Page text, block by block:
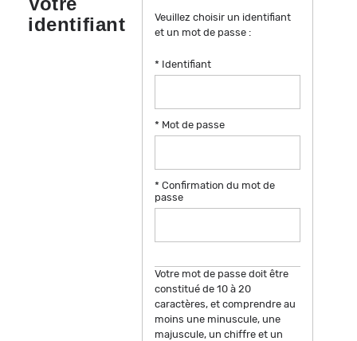
identifiant
Veuillez choisir un identifiant
et un mot de passe :
* Identifiant
* Mot de passe
* Confirmation du mot de
passe
Votre mot de passe doit être
constitué de 10 à 20
caractères, et comprendre au
moins une minuscule, une
majuscule, un chiffre et un